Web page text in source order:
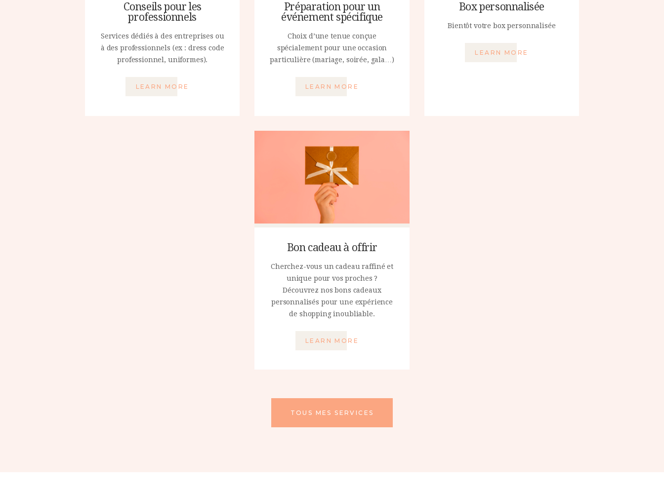
Conseils pour les
professionnels
Services dédiés à des entreprises ou
à des professionnels (ex : dress code
professionnel, uniformes).
LEARN MORE
Préparation pour un
événement spécifique
Choix d’une tenue conçue
spécialement pour une occasion
particulière (mariage, soirée, gala…)
LEARN MORE
Box personnalisée
Bientôt votre box personnalisée
LEARN MORE
Bon cadeau à offrir
Cherchez-vous un cadeau raffiné et
unique pour vos proches ?
Découvrez nos bons cadeaux
personnalisés pour une expérience
de shopping inoubliable.
LEARN MORE
TOUS MES SERVICES